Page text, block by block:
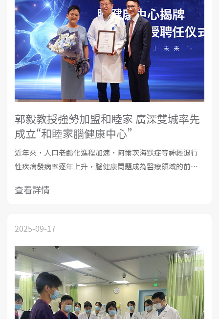
郭毅教授強勢加盟和睦家 廣深雙城率先
成立“和睦家腦健康中心”
近年來，人口老齡化進程加速，阿爾茨海默症等神經退行
性疾病發病率逐年上升，腦健康問題成為醫療領域的前沿
家、德國醫學博士郭毅教授正式加盟，被聘任為“和睦家腦
查看詳情
2025-09-17